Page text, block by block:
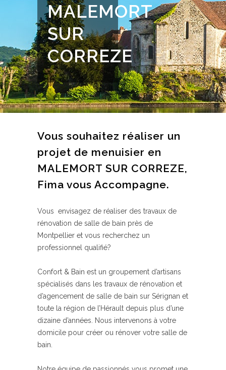
MALEMORT
SUR
CORREZE
Vous souhaitez réaliser un
projet de menuisier en
MALEMORT SUR CORREZE,
Fima vous Accompagne.
Vous envisagez de réaliser des travaux de
rénovation de salle de bain près de
Montpellier et vous recherchez un
professionnel qualifié?
Confort & Bain est un groupement d’artisans
spécialisés dans les travaux de rénovation et
d’agencement de salle de bain sur Sérignan et
toute la région de l’Hérault depuis plus d’une
dizaine d’années. Nous intervenons à votre
domicile pour créer ou rénover votre salle de
bain.